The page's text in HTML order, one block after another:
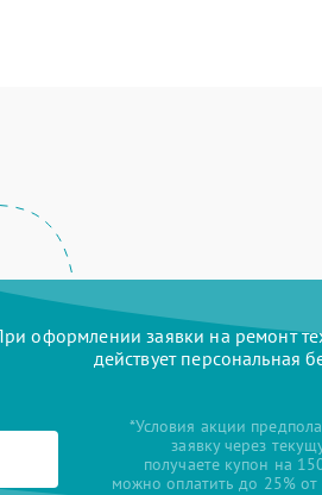
оформлении заявки на ремонт
действует персональная
*Условия акции
заявку через
получаете купон на
можно оплатить до 25%